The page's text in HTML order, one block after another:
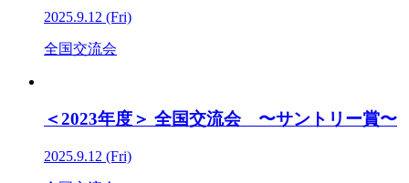
2025.9.12 (Fri)
全国交流会
＜2023年度＞ 全国交流会 〜サントリー賞〜
2025.9.12 (Fri)